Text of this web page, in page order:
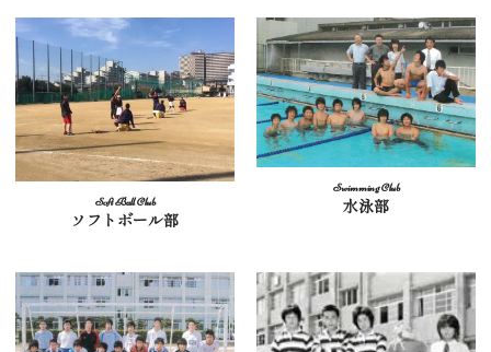
ソフトボール部
水泳部